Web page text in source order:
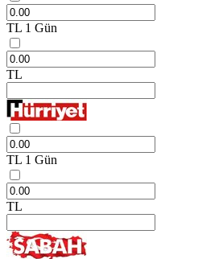
TL 1 Gün
TL
TL 1 Gün
TL